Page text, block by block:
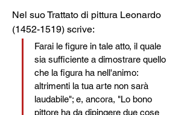
Nel suo Trattato di pittura Leonardo
(1452-1519) scrive:
Farai le figure in tale atto, il quale
sia sufficiente a dimostrare quello
che la figura ha nell'animo:
altrimenti la tua arte non sarà
laudabile"; e, ancora, "Lo bono
pittore ha da dipingere due cose